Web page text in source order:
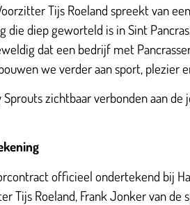
Tijs Roeland spreekt van
die diep geworteld is in Sint
dat een bedrijf met
we verder aan sport, plezier
zichtbaar verbonden aan de
officieel ondertekend bij
Tijs Roeland, Frank Jonker van de